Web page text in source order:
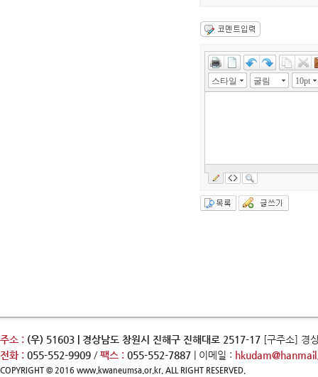
스타일 굴림 10pt
주소 : (우) 51603 | 경상남도 창원시 진해구 진해대로 2517-17 [구주소] 경
전화 : 055-552-9909 / 팩스 : 055-552-7887 | 이메일 :
COPYRIGHT © 2016 www.kwaneumsa.or.kr. ALL RIGHT RESERVED.